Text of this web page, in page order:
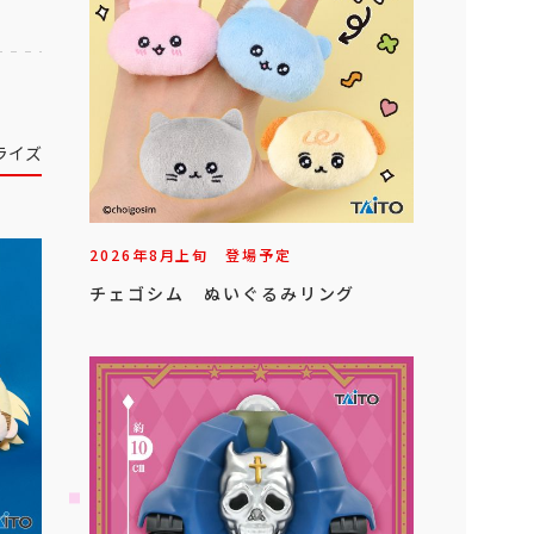
イズ
2026年8月上旬 登場予定
チェゴシム ぬいぐるみリング